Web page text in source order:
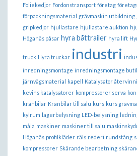
Foliekedjor Fordonstransport företag
förpackningsmaterial
grävmaskin utbildning
gripkedjor hjullastare hjullastare auktion
Höganäs påsar hyra båttrailer hyra lift
truck Hyra truckar industri
inredningsmontage inredningsmontage
järnvägsmaterial
kapell Katalysator
kevins katalysatorer kompressorer serva
kranbilar Kranbilar till salu kurs kurs
kylrum lagerbelysning LED-belysning
måla maskiner maskiner till salu
Höganäs profilkläder räls rederi rundstång
kompressorer Skärande bearbetning